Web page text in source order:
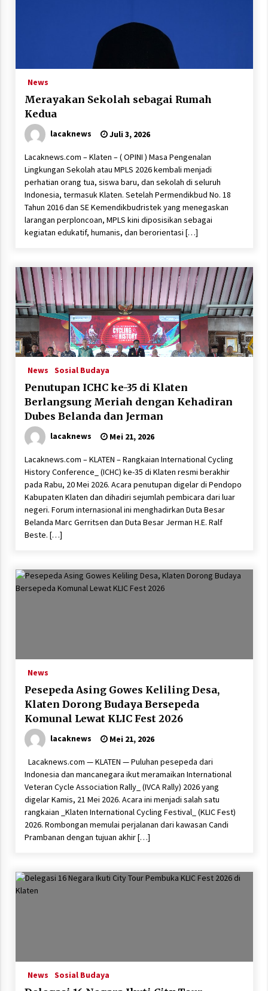
News
Merayakan Sekolah sebagai Rumah
Kedua
lacaknews Juli 3, 2026
Lacaknews.com – Klaten – ( OPINI ) Masa Pengenalan
Lingkungan Sekolah atau MPLS 2026 kembali menjadi
perhatian orang tua, siswa baru, dan sekolah di seluruh
Indonesia, termasuk Klaten. Setelah Permendikbud No. 18
Tahun 2016 dan SE Kemendikbudristek yang menegaskan
larangan perploncoan, MPLS kini diposisikan sebagai
kegiatan edukatif, humanis, dan berorientasi […]
News Sosial Budaya
Penutupan ICHC ke-35 di Klaten
Berlangsung Meriah dengan Kehadiran
Dubes Belanda dan Jerman
lacaknews Mei 21, 2026
Lacaknews.com – KLATEN – Rangkaian International Cycling
History Conference_ (ICHC) ke-35 di Klaten resmi berakhir
pada Rabu, 20 Mei 2026. Acara penutupan digelar di Pendopo
Kabupaten Klaten dan dihadiri sejumlah pembicara dari luar
negeri. Forum internasional ini menghadirkan Duta Besar
Belanda Marc Gerritsen dan Duta Besar Jerman H.E. Ralf
Beste. […]
News
Pesepeda Asing Gowes Keliling Desa,
Klaten Dorong Budaya Bersepeda
Komunal Lewat KLIC Fest 2026
lacaknews Mei 21, 2026
Lacaknews.com — KLATEN — Puluhan pesepeda dari
Indonesia dan mancanegara ikut meramaikan International
Veteran Cycle Association Rally_ (IVCA Rally) 2026 yang
digelar Kamis, 21 Mei 2026. Acara ini menjadi salah satu
rangkaian _Klaten International Cycling Festival_ (KLIC Fest)
2026. Rombongan memulai perjalanan dari kawasan Candi
Prambanan dengan tujuan akhir […]
News Sosial Budaya